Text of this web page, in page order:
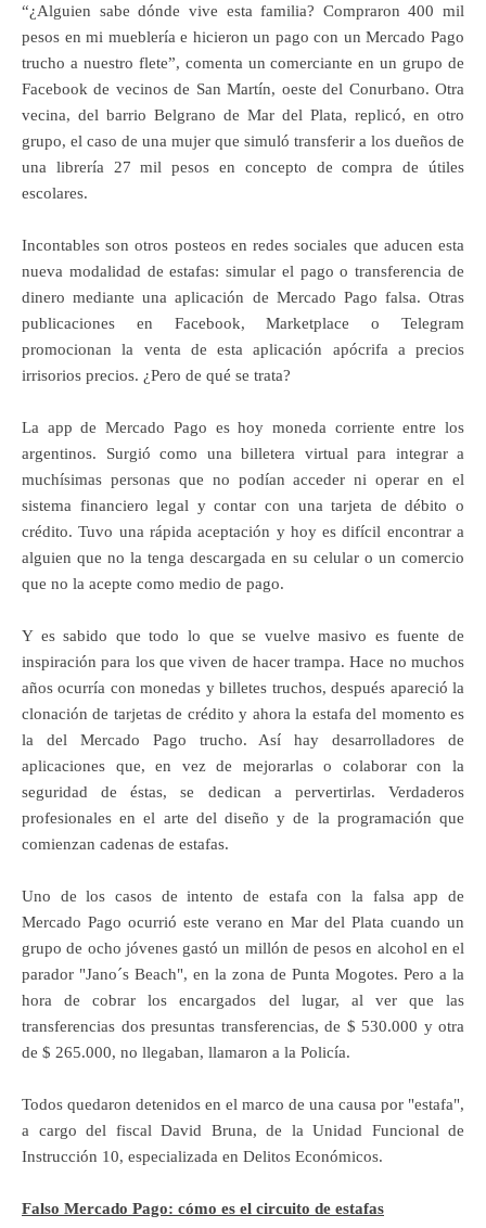
“¿Alguien sabe dónde vive esta familia? Compraron 400 mil
pesos en mi mueblería e hicieron un pago con un Mercado Pago
trucho a nuestro flete”, comenta un comerciante en un grupo de
Facebook de vecinos de San Martín, oeste del Conurbano. Otra
vecina, del barrio Belgrano de Mar del Plata, replicó, en otro
grupo, el caso de una mujer que simuló transferir a los dueños de
una librería 27 mil pesos en concepto de compra de útiles
escolares.
Incontables son otros posteos en redes sociales que aducen esta
nueva modalidad de estafas: simular el pago o transferencia de
dinero mediante una aplicación de Mercado Pago falsa. Otras
publicaciones en Facebook, Marketplace o Telegram
promocionan la venta de esta aplicación apócrifa a precios
irrisorios precios. ¿Pero de qué se trata?
La app de Mercado Pago es hoy moneda corriente entre los
argentinos. Surgió como una billetera virtual para integrar a
muchísimas personas que no podían acceder ni operar en el
sistema financiero legal y contar con una tarjeta de débito o
crédito. Tuvo una rápida aceptación y hoy es difícil encontrar a
alguien que no la tenga descargada en su celular o un comercio
que no la acepte como medio de pago.
Y es sabido que todo lo que se vuelve masivo es fuente de
inspiración para los que viven de hacer trampa. Hace no muchos
años ocurría con monedas y billetes truchos, después apareció la
clonación de tarjetas de crédito y ahora la estafa del momento es
la del Mercado Pago trucho. Así hay desarrolladores de
aplicaciones que, en vez de mejorarlas o colaborar con la
seguridad de éstas, se dedican a pervertirlas. Verdaderos
profesionales en el arte del diseño y de la programación que
comienzan cadenas de estafas.
Uno de los casos de intento de estafa con la falsa app de
Mercado Pago ocurrió este verano en Mar del Plata cuando un
grupo de ocho jóvenes gastó un millón de pesos en alcohol en el
parador "Jano´s Beach", en la zona de Punta Mogotes. Pero a la
hora de cobrar los encargados del lugar, al ver que las
transferencias dos presuntas transferencias, de $ 530.000 y otra
de $ 265.000, no llegaban, llamaron a la Policía.
Todos quedaron detenidos en el marco de una causa por "estafa",
a cargo del fiscal David Bruna, de la Unidad Funcional de
Instrucción 10, especializada en Delitos Económicos.
Falso Mercado Pago: cómo es el circuito de estafas